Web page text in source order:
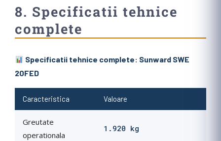
8. Specificatii tehnice
complete
Specificatii tehnice complete: Sunward SWE
20FED
Caracteristica Valoare
Greutate
operationala
1.920 kg